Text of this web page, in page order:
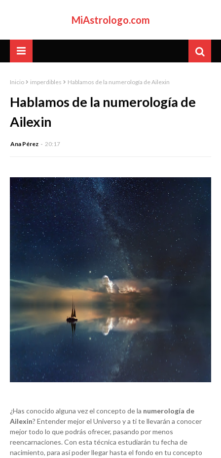
MiAstrologo.com
Inicio imperdibles Hablamos de la numerología de Ailexin
Hablamos de la numerología de
Ailexin
Ana Pérez 20:17
¿Has conocido alguna vez el concepto de la numerología de
Ailexin? Entender mejor el Universo y a ti te llevarán a conocer
mejor todo lo que podrás ofrecer, pasando por menos
reencarnaciones. Con esta técnica estudiarán tu fecha de
nacimiento, para así poder llegar hasta el fondo en tu concepto